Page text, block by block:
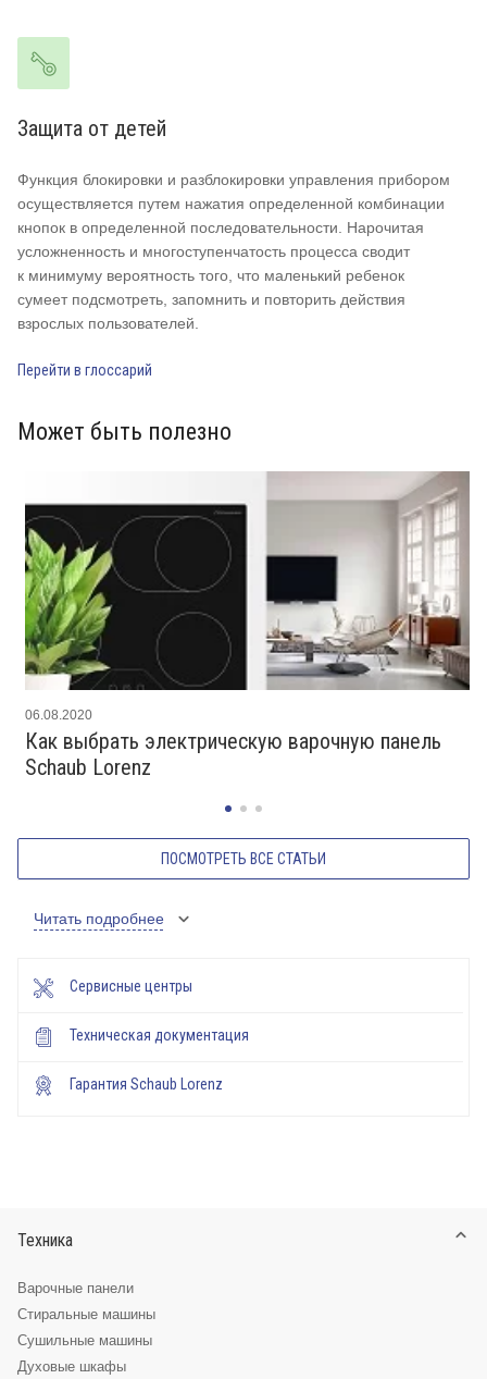
Защита от детей
Функция блокировки и разблокировки управления прибором
осуществляется путем нажатия определенной комбинации
кнопок в определенной последовательности. Нарочитая
усложненность и многоступенчатость процесса сводит
к минимуму вероятность того, что маленький ребенок
сумеет подсмотреть, запомнить и повторить действия
взрослых пользователей.
Перейти в глоссарий
Может быть полезно
ПОСМОТРЕТЬ ВСЕ СТАТЬИ
Как выбрать электрическую варочную панель
Schaub Lorenz
06.08.2020
Читать подробнее
Сервисные центры
Техническая документация
Гарантия Schaub Lorenz
Техника
Варочные панели
Стиральные машины
Сушильные машины
Духовые шкафы